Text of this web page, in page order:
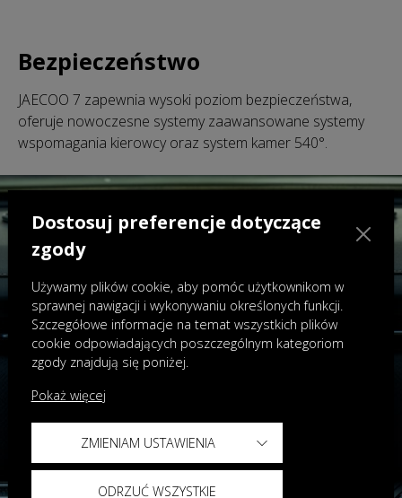
Bezpieczeństwo
JAECOO 7 zapewnia wysoki poziom bezpieczeństwa,
oferuje nowoczesne systemy zaawansowane systemy
wspomagania kierowcy oraz system kamer 540°.
Dostosuj preferencje dotyczące
zgody
Używamy plików cookie, aby pomóc użytkownikom w
sprawnej nawigacji i wykonywaniu określonych funkcji.
Szczegółowe informacje na temat wszystkich plików
cookie odpowiadających poszczególnym kategoriom
zgody znajdują się poniżej.
Pokaż więcej
ZMIENIAM USTAWIENIA
ODRZUĆ WSZYSTKIE